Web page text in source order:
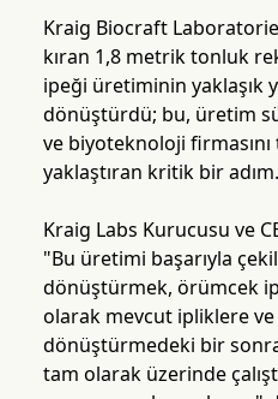
Kraig Biocraft
kıran 1,8 metrik tonluk
ipeği üretiminin yaklaşık
dönüştürdü; bu, üretim
ve biyoteknoloji
yaklaştıran kritik bir adım.
Kraig Labs Kurucusu ve
"Bu üretimi başarıyla
dönüştürmek, örümcek
olarak mevcut ipliklere
dönüştürmedeki bir
tam olarak üzerinde